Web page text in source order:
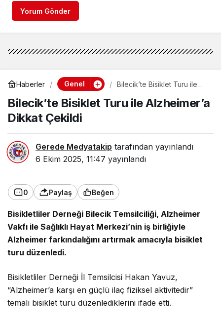
Yorum Gönder
Haberler Genel
Bilecik’te Bisiklet Turu ile
Bilecik’te Bisiklet Turu ile Alzheimer’a
Dikkat Çekildi
Gerede Medyatakip tarafından yayınlandı
6 Ekim 2025, 11:47 yayınlandı
0 Paylaş Beğen
Bisikletliler Derneği Bilecik Temsilciliği, Alzheimer
Vakfı ile Sağlıklı Hayat Merkezi’nin iş birliğiyle
Alzheimer farkındalığını artırmak amacıyla bisiklet
turu düzenledi.
Bisikletliler Derneği İl Temsilcisi Hakan Yavuz,
“Alzheimer’a karşı en güçlü ilaç fiziksel aktivitedir”
temalı bisiklet turu düzenlediklerini ifade etti.